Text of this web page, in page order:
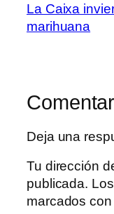
La Caixa
marihuana
Deja una
Tu dirección
publicada.
marcados con